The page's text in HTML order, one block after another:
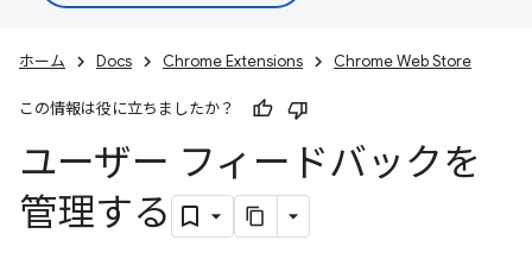
ホーム Docs Chrome Extensions Chrome Web Store
この情報は役に立ちましたか？
ユーザー フィードバックを
管理する